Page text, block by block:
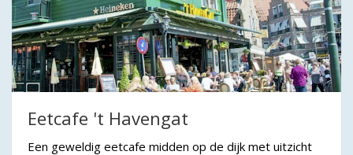
Eetcafe 't Havengat
Een geweldig eetcafe midden op de dijk met uitzicht